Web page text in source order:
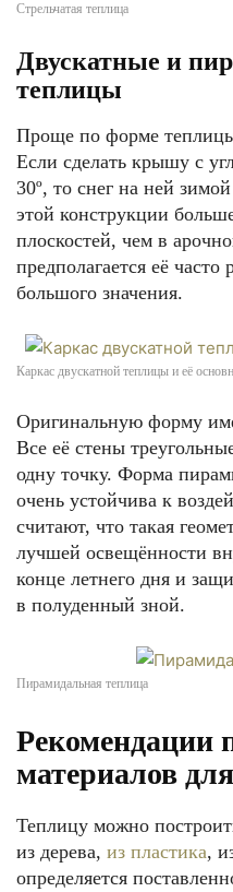
Стрельчатая теплица
Двускатные и
теплицы
Проще по форме
Если сделать крышу с
30º, то снег на ней
этой конструкции
плоскостей, чем в
предполагается её часто
большого значения.
Каркас двускатной теплицы и её
Оригинальную форму
Все её стены
одну точку. Форма
очень устойчива к
считают, что такая
лучшей освещённости
конце летнего дня и
в полуденный зной.
Пирамидальная теплица
Рекомендации
материалов
Теплицу можно
из дерева, из пластика,
определяется